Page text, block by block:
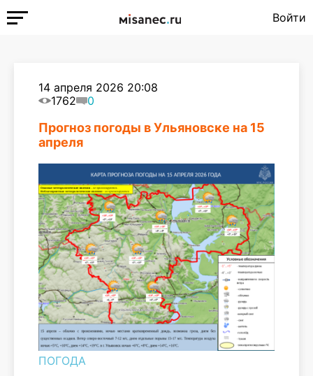
Войти
14 апреля 2026 20:08
1762
0
Прогноз погоды в Ульяновске на 15
апреля
ПОГОДА